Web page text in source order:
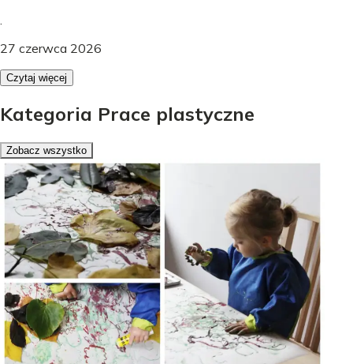
.
27 czerwca 2026
Czytaj więcej
Kategoria Prace plastyczne
Zobacz wszystko